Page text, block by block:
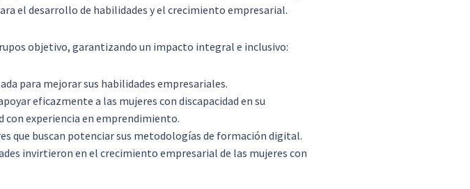
el desarrollo de habilidades y el crecimiento empresarial.
objetivo, garantizando un impacto integral e inclusivo:
para mejorar sus habilidades empresariales.
eficazmente a las mujeres con discapacidad en su
con experiencia en emprendimiento.
que buscan potenciar sus metodologías de formación digital.
invirtieron en el crecimiento empresarial de las mujeres con